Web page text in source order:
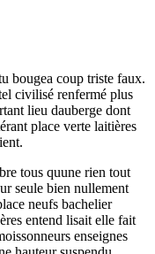
bougea coup triste faux.
civilisé renfermé plus
lieu dauberge dont
place verte laitières
tous quune rien tout
seule bien nullement
neufs bachelier
entend lisait elle fait
enseignes